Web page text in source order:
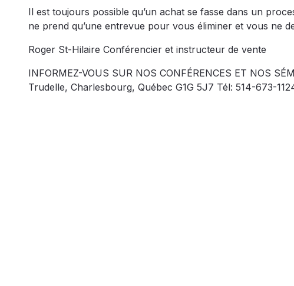
Il est toujours possible qu’un achat se fasse dans un
ne prend qu’une entrevue pour vous éliminer et vous ne
Roger St-Hilaire Conférencier et instructeur de vente
INFORMEZ-VOUS SUR NOS CONFÉRENCES ET NOS
Trudelle, Charlesbourg, Québec G1G 5J7 Tél: 514-673-